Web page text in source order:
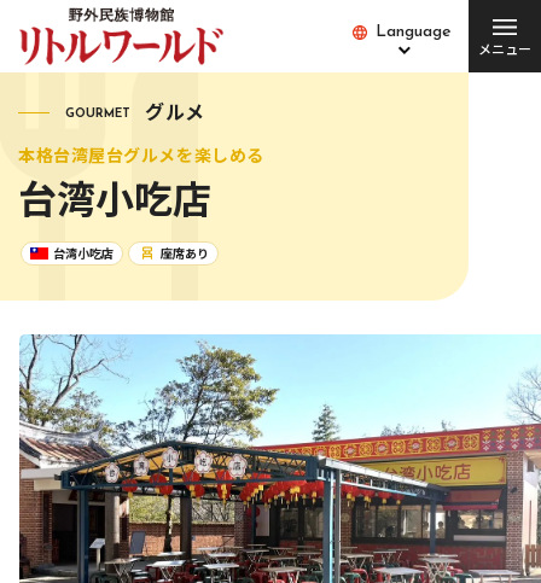
Language
メニュー
Language
開館時間･営業日
アクセス
団体の方
展示
GOURMET グルメ
本格台湾屋台グルメを楽しめる
台湾小吃店
台湾小吃店 座席あり